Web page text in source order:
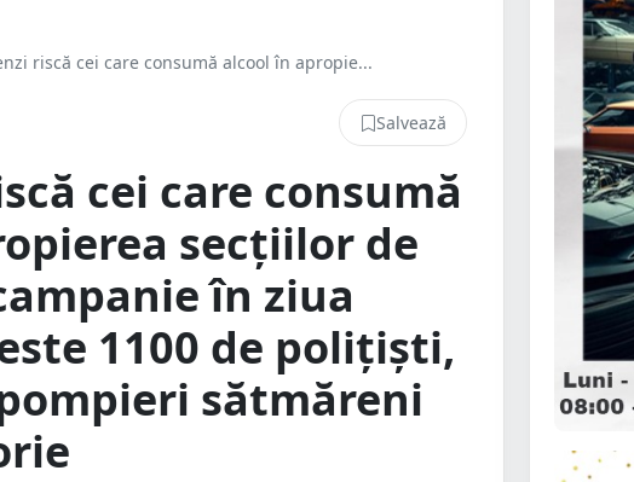
riscă cei care consumă alcool în apropie...
Salvează
cei care consumă
secțiilor de
în ziua
1100 de polițiști,
sătmăreni